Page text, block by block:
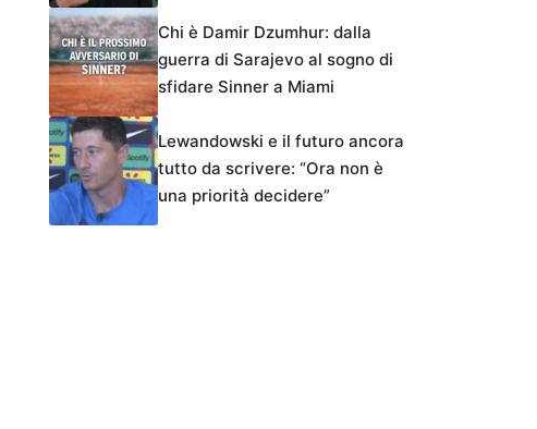
Chi è Damir Dzumhur: dalla
guerra di Sarajevo al sogno di
sfidare Sinner a Miami
Lewandowski e il futuro ancora
tutto da scrivere: “Ora non è
una priorità decidere”